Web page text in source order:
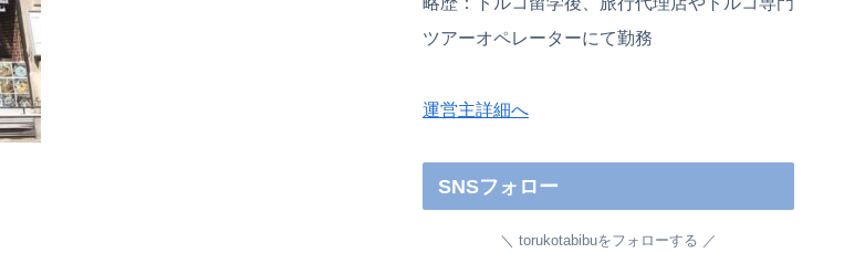
ツアーオペレーターにて勤務
運営主詳細へ
SNSフォロー
torukotabibuをフォローする